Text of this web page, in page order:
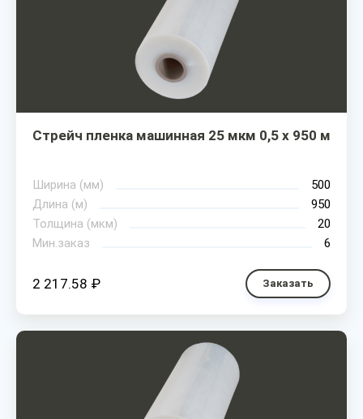
Стрейч пленка машинная 25 мкм 0,5 х 950 м
Ширина (мм)
500
Длина (м)
950
Толщина (мкм)
20
Мин.заказ
6
2 217.58 ₽ Заказать